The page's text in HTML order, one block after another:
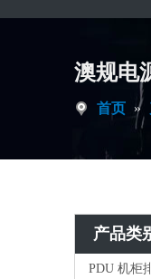
澳规电
首页 »
产品类
PDU 机柜